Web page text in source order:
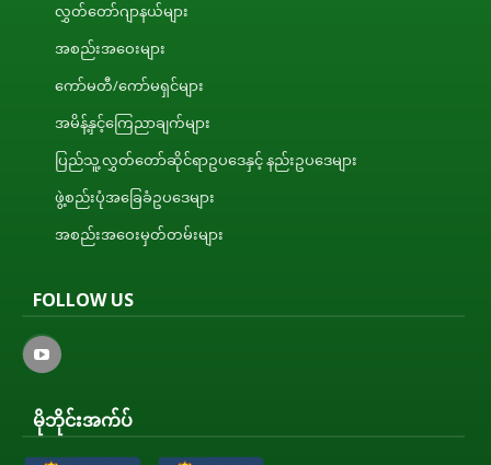
လွှတ်တော်ဂျာနယ်များ
အစည်းအဝေးများ
ကော်မတီ/ကော်မရှင်များ
အမိန့်နှင့်ကြေညာချက်များ
ပြည်သူ့လွှတ်တော်ဆိုင်ရာဥပဒေနှင့် နည်းဥပဒေများ
ဖွဲ့စည်းပုံအခြေခံဥပဒေများ
အစည်းအဝေးမှတ်တမ်းများ
FOLLOW US
မိုဘိုင်းအက်ပ်